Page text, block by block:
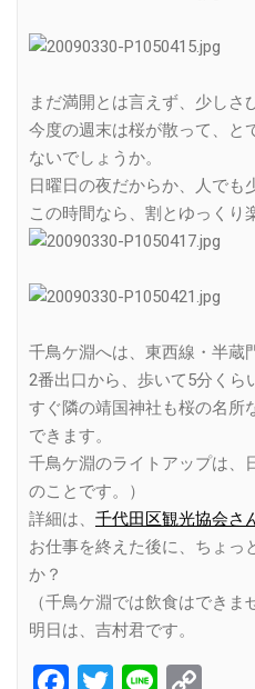
まだ満開とは言えず、少しさ
今度の週末は桜が散って、と
ないでしょうか。
日曜日の夜だからか、人でも
この時間なら、割とゆっくり
千鳥ケ淵へは、東西線・半蔵
2番出口から、歩いて5分くら
すぐ隣の靖国神社も桜の名所
できます。
千鳥ケ淵のライトアップは、
のことです。）
詳細は、 千代田区観光協会さ
お仕事を終えた後に、ちょっ
か？
（千鳥ケ淵では飲食はできま
明日は、吉村君です。